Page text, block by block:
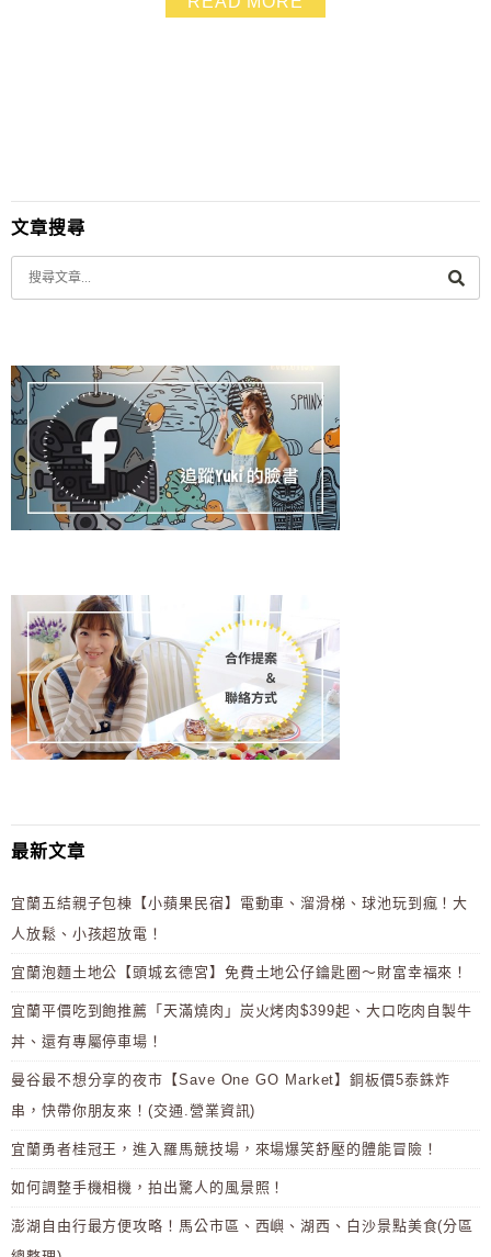
文章搜尋
最新文章
宜蘭五結親子包棟【小蘋果民宿】電動車、溜滑梯、球池玩到瘋！大
人放鬆、小孩超放電！
宜蘭泡麵土地公【頭城玄德宮】免費土地公仔鑰匙圈～財富幸福來！
宜蘭平價吃到飽推薦「天滿燒肉」炭火烤肉$399起、大口吃肉自製牛
丼、還有專屬停車場！
曼谷最不想分享的夜市【Save One GO Market】銅板價5泰銖炸
串，快帶你朋友來！(交通.營業資訊)
宜蘭勇者桂冠王，進入羅馬競技場，來場爆笑舒壓的體能冒險！
如何調整手機相機，拍出驚人的風景照！
澎湖自由行最方便攻略！馬公市區、西嶼、湖西、白沙景點美食(分區